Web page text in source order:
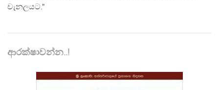
චැනලයට."
ආරක්ෂාවන්න..!